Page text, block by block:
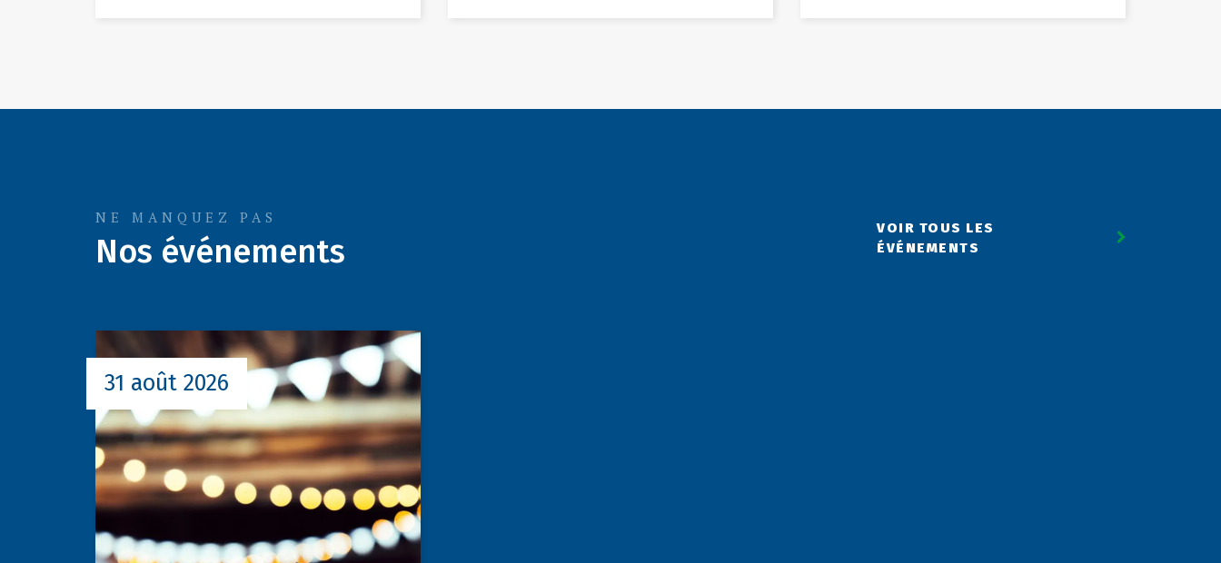
NE MANQUEZ PAS
Nos événements
VOIR TOUS LES
ÉVÉNEMENTS
31 août 2026